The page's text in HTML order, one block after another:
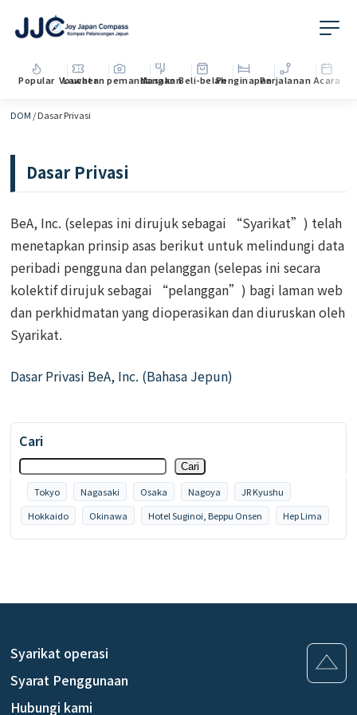
Popular Voucher
Lawatan pemandangan
MasakanBeli-belahPenginapanPerjalanan Acara
DOM /Dasar Privasi
Dasar Privasi
BeA, Inc. (selepas ini dirujuk sebagai “Syarikat”) telah
menetapkan prinsip asas berikut untuk melindungi data
peribadi pengguna dan pelanggan (selepas ini secara
kolektif dirujuk sebagai “pelanggan”) bagi laman web
dan perkhidmatan yang dioperasikan dan diuruskan oleh
Syarikat.
Dasar Privasi BeA, Inc. (Bahasa Jepun)
Cari
Cari
Tokyo Nagasaki Osaka Nagoya
JR Kyushu
Hokkaido
Okinawa Hotel Suginoi, Beppu Onsen Hep Lima
Syarikat operasi
Syarat Penggunaan
Hubungi kami